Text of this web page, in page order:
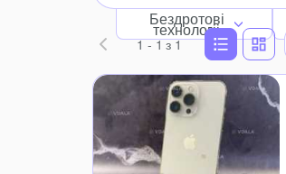
Бездротові
технологіі
1 - 1з 1